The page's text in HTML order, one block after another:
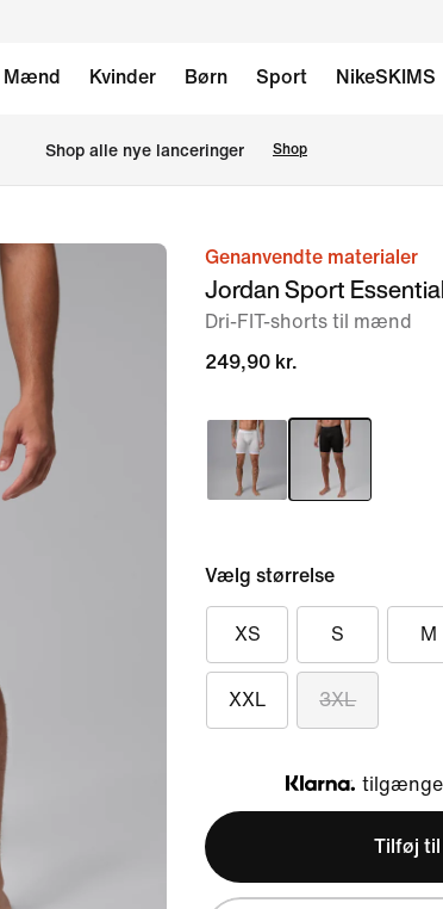
Mænd Kvinder Børn Sport NikeSKIMS
Shop alle nye lanceringer Shop
billedeGenanvendte materialer
Jordan Sport
Dri-FIT-shorts til mænd
249,90 kr.
Vælg størrelse
XS S M
XXL 3XL
Klarna
Tilføj til